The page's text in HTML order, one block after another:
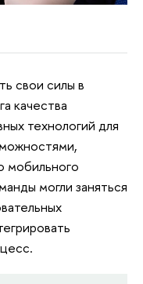
свои силы в
качества
технологий для
мобильного
могли заняться